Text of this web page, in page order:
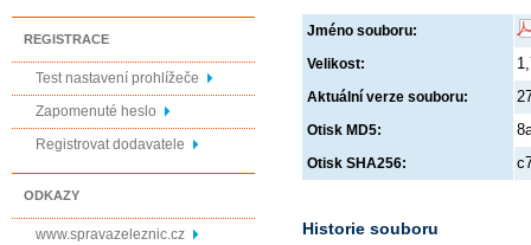
REGISTRACE
Test nastavení prohlížeče
Zapomenuté heslo
Registrovat dodavatele
ODKAZY
www.spravazeleznic.cz
Jméno souboru:
Velikost:
Aktuální verze souboru:
Otisk MD5:
Otisk SHA256:
Historie souboru